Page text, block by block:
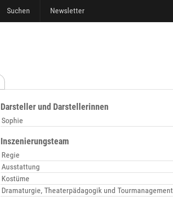
Suchen Newsletter
Darsteller und Darstellerinnen
Sophie
Inszenierungsteam
Regie
Ausstattung
Kostüme
Dramaturgie, Theaterpädagogik und Tourmanagement